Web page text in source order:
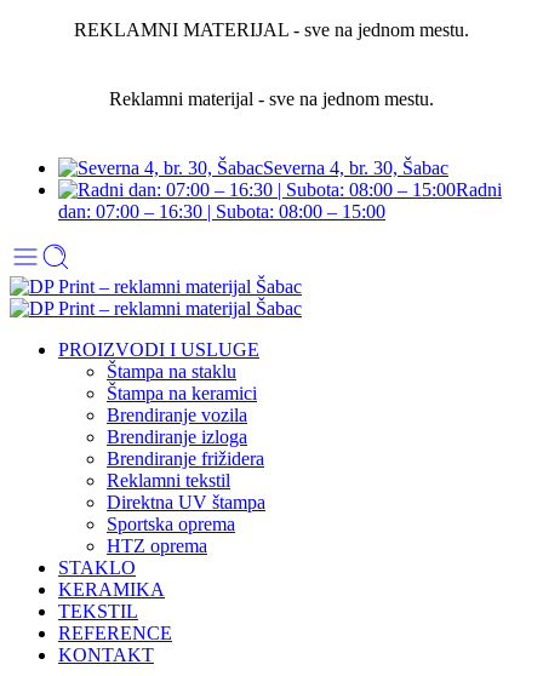
REKLAMNI MATERIJAL - sve na jednom mestu.
Reklamni materijal - sve na jednom mestu.
Severna 4, br. 30, Šabac
Radni
dan: 07:00 – 16:30 | Subota: 08:00 – 15:00
PROIZVODI I USLUGE
Štampa na staklu
Štampa na keramici
Brendiranje vozila
Brendiranje izloga
Brendiranje frižidera
Reklamni tekstil
Direktna UV štampa
Sportska oprema
HTZ oprema
STAKLO
KERAMIKA
TEKSTIL
REFERENCE
KONTAKT